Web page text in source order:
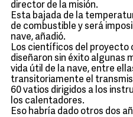
director de la misión.
Esta bajada de la
de combustible y será
nave, añadió.
Los científicos del proyecto
diseñaron sin éxito algunas
vida útil de la nave, entre
transitoriamente el
60 vatios dirigidos a los
los calentadores.
Eso habría dado otros dos